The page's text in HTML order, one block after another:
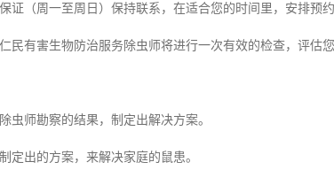
证（周一至周日）保持联系，在适合您的时间里，安排预约
民有害生物防治服务除虫师将进行一次有效的检查，评估
虫师勘察的结果，制定出解决方案。
定出的方案，来解决家庭的鼠患。